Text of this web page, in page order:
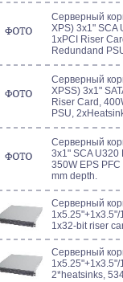
Серверный
XPS) 3x1" SCA
1xPCI Riser
Redundand
Серверный
XPSS) 3x1"
Riser Card,
PSU,
Серверный
3x1" SCA U320
350W EPS
mm depth.
Серверный
1x32-bit riser
Серверный
2*heatsinks,